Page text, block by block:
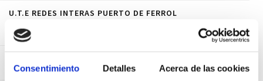
Consentimiento Detalles Acerca de las cookies
U.T.E REDES INTERAS PUERTO DE FERROL
EXTERIOR : REDES INTERNAS”
APARCAMENTO Y VIALES EN EL AEROPUERTO DE A ACORUÑA”